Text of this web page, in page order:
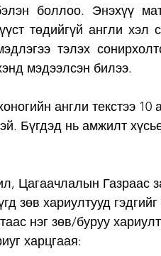
боллоо. Энэхүү
төдийгүй англи
тэлэх
мэдээлсэн билээ.
англи текстээ
Бүгдэд нь амжилт
Цагаачлалын Газраас
зөв хариултууд
нэг зөв/буруу
харцгаая: